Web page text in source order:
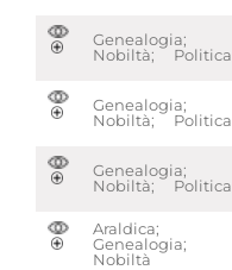
Genealogia;
Nobiltà; Politica
Genealogia;
Nobiltà; Politica
Genealogia;
Nobiltà; Politica
Araldica;
Genealogia;
Nobiltà